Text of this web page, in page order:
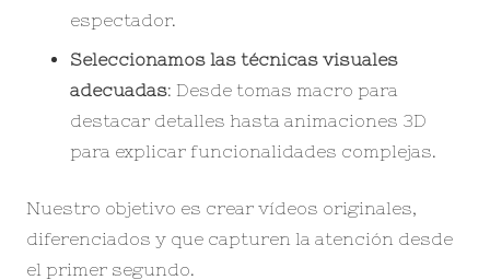
espectador.
Seleccionamos las técnicas visuales
adecuadas: Desde tomas macro para
destacar detalles hasta animaciones 3D
para explicar funcionalidades complejas.
Nuestro objetivo es crear vídeos originales,
diferenciados y que capturen la atención desde
el primer segundo.